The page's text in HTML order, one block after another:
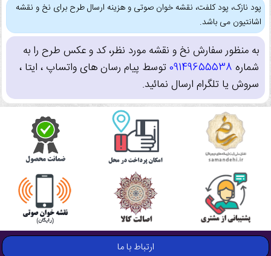
پود نازک، پود کلفت، نقشه خوان صوتی و هزینه ارسال طرح برای نخ و نقشه
اشانتیون می باشد.
به منظور سفارش نخ و نقشه مورد نظر، کد و عکس طرح را به
شماره 09149655538توسط پیام رسان های واتساپ ، ایتا ،
سروش یا تلگرام ارسال نمائید.
ارتباط با ما